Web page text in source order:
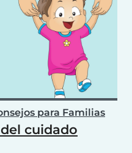
para Familias
cuidado